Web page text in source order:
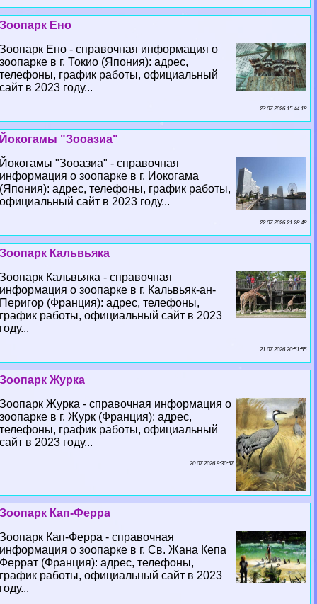
Зоопарк Ено
Зоопарк Ено - справочная информация о
зоопарке в г. Токио (Япония): адрес,
телефоны, график работы, официальный
сайт в 2023 году...
23 07 2026 15:44:18
Йокогамы "Зооазиа"
Йокогамы "Зооазиа" - справочная
информация о зоопарке в г. Иокогама
(Япония): адрес, телефоны, график работы,
официальный сайт в 2023 году...
22 07 2026 21:28:48
Зоопарк Кальвьяка
Зоопарк Кальвьяка - справочная
информация о зоопарке в г. Кальвьяк-ан-
Перигор (Франция): адрес, телефоны,
график работы, официальный сайт в 2023
году...
21 07 2026 20:51:55
Зоопарк Журка
Зоопарк Журка - справочная информация о
зоопарке в г. Журк (Франция): адрес,
телефоны, график работы, официальный
сайт в 2023 году...
20 07 2026 9:30:57
Зоопарк Кап-Ферра
Зоопарк Кап-Ферра - справочная
информация о зоопарке в г. Св. Жана Кепа
Феррат (Франция): адрес, телефоны,
график работы, официальный сайт в 2023
году...